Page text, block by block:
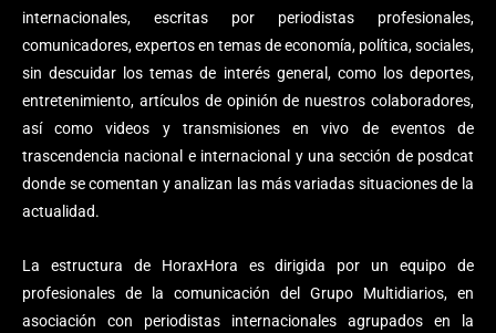
internacionales, escritas por periodistas profesionales,
comunicadores, expertos en temas de economía, política, sociales,
sin descuidar los temas de interés general, como los deportes,
entretenimiento, artículos de opinión de nuestros colaboradores,
así como videos y transmisiones en vivo de eventos de
trascendencia nacional e internacional y una sección de posdcat
donde se comentan y analizan las más variadas situaciones de la
actualidad.
La estructura de HoraxHora es dirigida por un equipo de
profesionales de la comunicación del Grupo Multidiarios, en
asociación con periodistas internacionales agrupados en la